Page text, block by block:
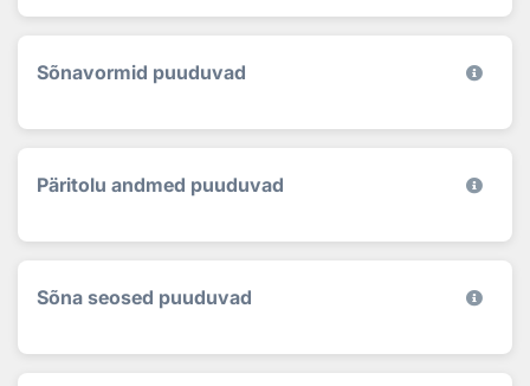
Sõnavormid puuduvad
Päritolu andmed puuduvad
Sõna seosed puuduvad